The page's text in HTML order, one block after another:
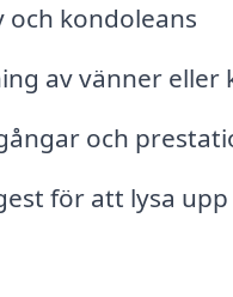
och kondoleans
av vänner eller
och
för att lysa